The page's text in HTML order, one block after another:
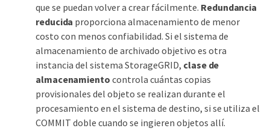
que se puedan volver a crear fácilmente. Redundancia
reducida proporciona almacenamiento de menor
costo con menos confiabilidad. Si el sistema de
almacenamiento de archivado objetivo es otra
instancia del sistema StorageGRID, clase de
almacenamiento controla cuántas copias
provisionales del objeto se realizan durante el
procesamiento en el sistema de destino, si se utiliza el
COMMIT doble cuando se ingieren objetos allí.